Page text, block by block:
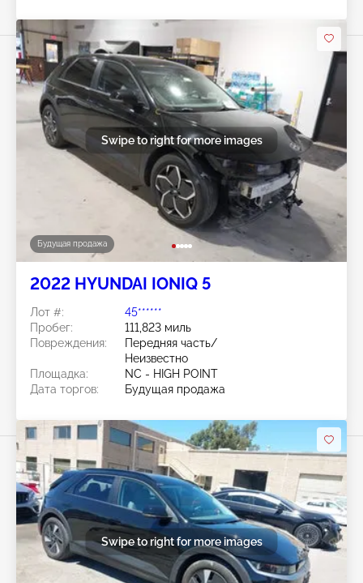
Будущая продажа
Swipe to right for more images
2022 HYUNDAI IONIQ 5
Лот #:
45******
Пробег:
111,823 миль
Повреждения:
Передняя часть/
Неизвестно
Площадка:
NC - HIGH POINT
Дата торгов:
Будущая продажа
Swipe to right for more images